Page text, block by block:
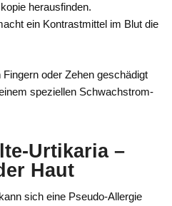
herausfinden.
ein Kontrastmittel im Blut die
oder Zehen geschädigt
speziellen Schwachstrom-
Urtikaria –
Haut
sich eine Pseudo-Allergie